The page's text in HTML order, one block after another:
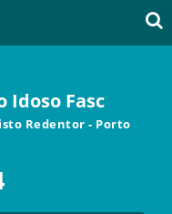
Idoso Fasc
Redentor - Porto